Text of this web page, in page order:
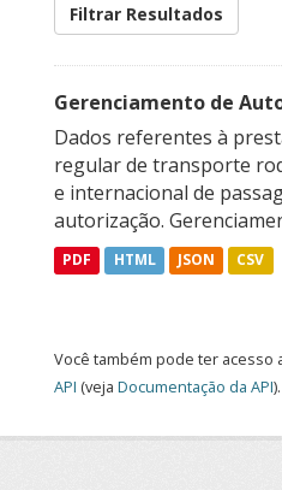
Filtrar Resultados
Gerenciamento de
Dados referentes à
regular de transporte
e internacional de
autorização.
PDF HTML JSON CSV
Você também pode ter acesso
API (veja Documentação da API).